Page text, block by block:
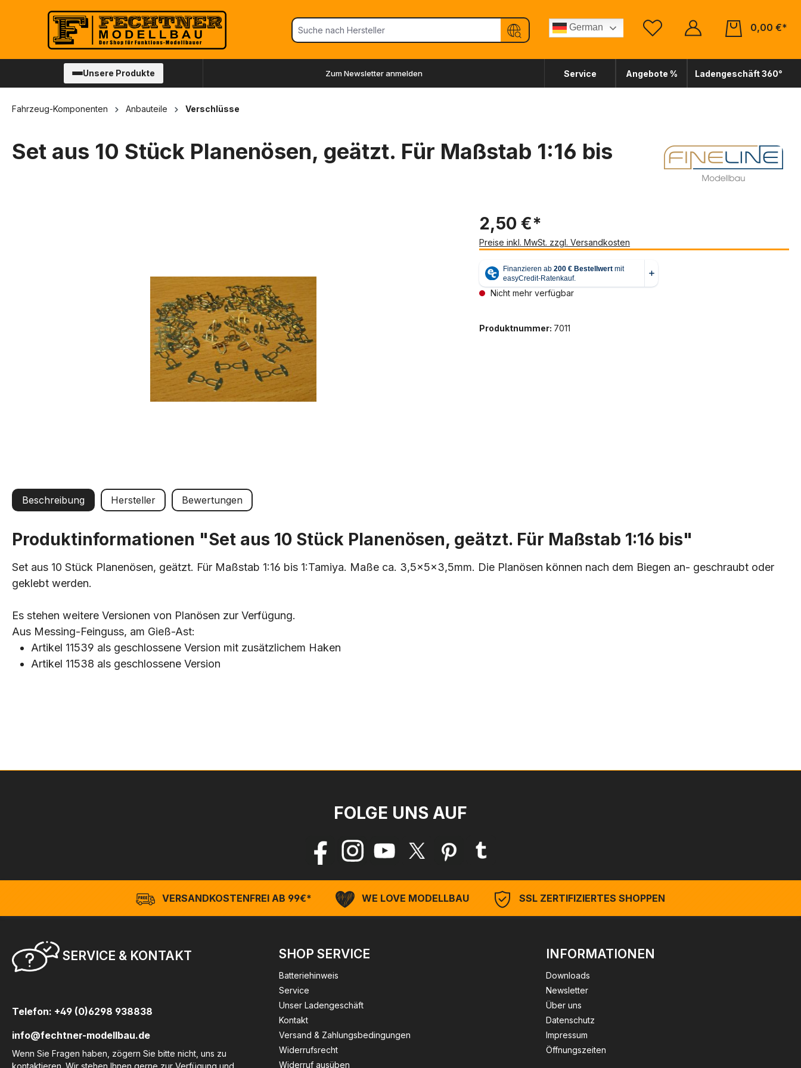
Zur Hauptnavigation springen
German
0,00 €*
Unsere Produkte Zum Newsletter anmelden Service Angebote % Ladengeschäft 360°
Fahrzeug-Komponenten Anbauteile Verschlüsse
Set aus 10 Stück Planenösen, geätzt. Für Maßstab 1:16 bis
2,50 €*
Preise inkl. MwSt. zzgl. Versandkosten
Nicht mehr verfügbar
Produktnummer: 7011
Beschreibung Hersteller Bewertungen
Produktinformationen "Set aus 10 Stück Planenösen, geätzt. Für Maßstab 1:16 bis"
Set aus 10 Stück Planenösen, geätzt. Für Maßstab 1:16 bis 1:Tamiya. Maße ca. 3,5x5x3,5mm. Die Planösen können nach dem Biegen an- geschraubt oder
geklebt werden.
Es stehen weitere Versionen von Planösen zur Verfügung.
Aus Messing-Feinguss, am Gieß-Ast:
Artikel 11539 als geschlossene Version mit zusätzlichem Haken
Artikel 11538 als geschlossene Version
FOLGE UNS AUF
VERSANDKOSTENFREI AB 99€* WE LOVE MODELLBAU SSL ZERTIFIZIERTES SHOPPEN
SERVICE & KONTAKT
Telefon: +49 (0)6298 938838
info@fechtner-modellbau.de
Wenn Sie Fragen haben, zögern Sie bitte nicht, uns zu
kontaktieren. Wir stehen Ihnen gerne zur Verfügung und
SHOP SERVICE
Batteriehinweis
Service
Unser Ladengeschäft
Kontakt
Versand & Zahlungsbedingungen
Widerrufsrecht
Widerruf ausüben
INFORMATIONEN
Downloads
Newsletter
Über uns
Datenschutz
Impressum
Öffnungszeiten